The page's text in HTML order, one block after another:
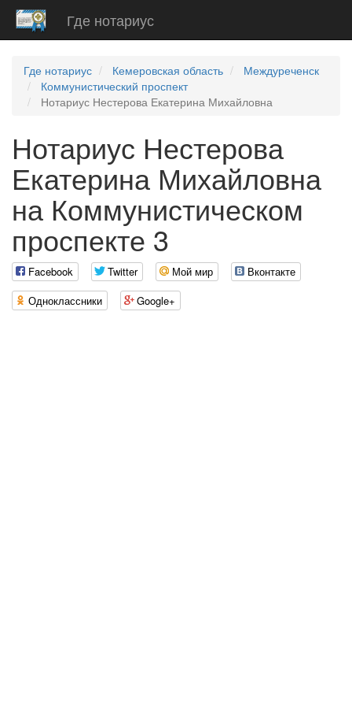
Где нотариус
Где нотариус Кемеровская область
Междуреченск
Коммунистический проспект
Нотариус Нестерова Екатерина Михайловна
Нотариус Нестерова
Екатерина Михайловна
на Коммунистическом
проспекте 3
Facebook Twitter Мой мир
Вконтакте
Одноклассники
Google+